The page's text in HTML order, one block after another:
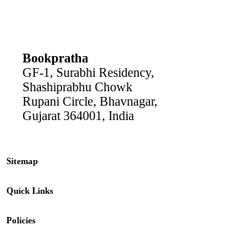
Bookpratha
GF-1, Surabhi Residency,
Shashiprabhu Chowk
Rupani Circle, Bhavnagar,
Gujarat 364001, India
Sitemap
Quick Links
Policies